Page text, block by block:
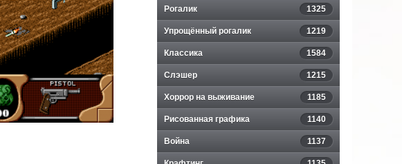
Рогалик 1325
Упрощённый рогалик 1219
Классика 1584
Слэшер 1215
Хоррор на выживание 1185
Рисованная графика 1140
Война 1137